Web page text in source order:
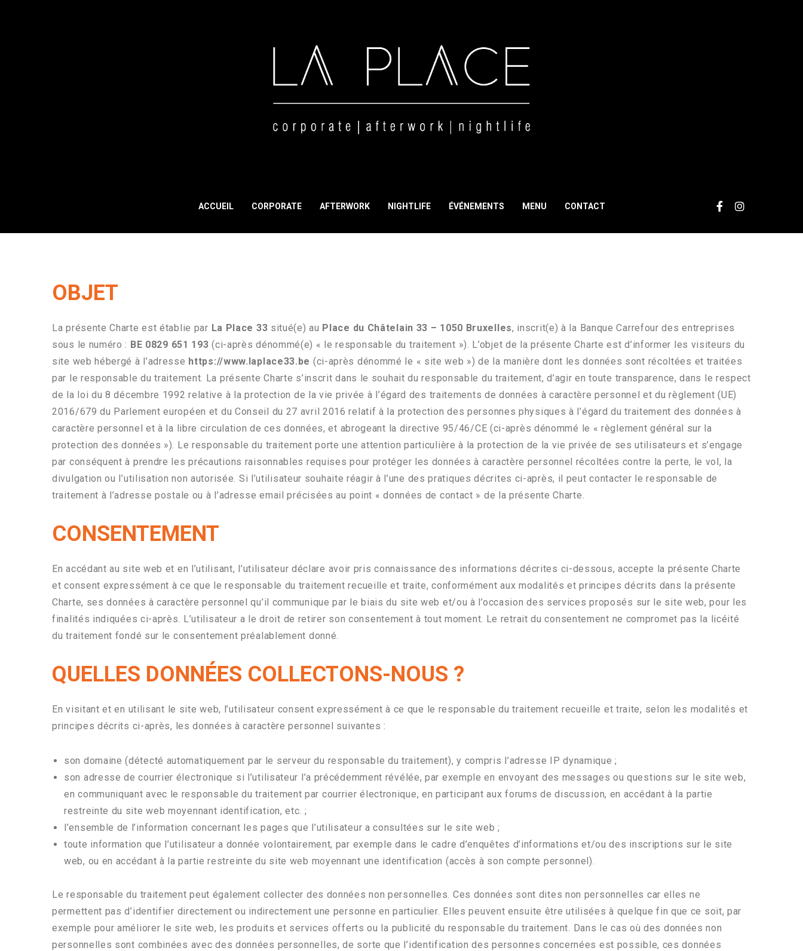
ACCUEIL CORPORATE AFTERWORK NIGHTLIFE ÉVÉNEMENTS MENU CONTACT
OBJET
La présente Charte est établie par La Place 33 situé(e) au Place du Châtelain 33 – 1050 Bruxelles, inscrit(e) à la Banque Carrefour des entreprises
sous le numéro : BE 0829 651 193 (ci-après dénommé(e) « le responsable du traitement »). L’objet de la présente Charte est d’informer les visiteurs du
site web hébergé à l’adresse https://www.laplace33.be (ci-après dénommé le « site web ») de la manière dont les données sont récoltées et traitées
par le responsable du traitement. La présente Charte s’inscrit dans le souhait du responsable du traitement, d’agir en toute transparence, dans le respect
de la loi du 8 décembre 1992 relative à la protection de la vie privée à l’égard des traitements de données à caractère personnel et du règlement (UE)
2016/679 du Parlement européen et du Conseil du 27 avril 2016 relatif à la protection des personnes physiques à l’égard du traitement des données à
caractère personnel et à la libre circulation de ces données, et abrogeant la directive 95/46/CE (ci-après dénommé le « règlement général sur la
protection des données »). Le responsable du traitement porte une attention particulière à la protection de la vie privée de ses utilisateurs et s’engage
par conséquent à prendre les précautions raisonnables requises pour protéger les données à caractère personnel récoltées contre la perte, le vol, la
divulgation ou l’utilisation non autorisée. Si l’utilisateur souhaite réagir à l’une des pratiques décrites ci-après, il peut contacter le responsable de
traitement à l’adresse postale ou à l’adresse email précisées au point « données de contact » de la présente Charte.
CONSENTEMENT
En accédant au site web et en l’utilisant, l’utilisateur déclare avoir pris connaissance des informations décrites ci-dessous, accepte la présente Charte
et consent expressément à ce que le responsable du traitement recueille et traite, conformément aux modalités et principes décrits dans la présente
Charte, ses données à caractère personnel qu’il communique par le biais du site web et/ou à l’occasion des services proposés sur le site web, pour les
finalités indiquées ci-après. L’utilisateur a le droit de retirer son consentement à tout moment. Le retrait du consentement ne compromet pas la licéité
du traitement fondé sur le consentement préalablement donné.
QUELLES DONNÉES COLLECTONS-NOUS ?
En visitant et en utilisant le site web, l’utilisateur consent expressément à ce que le responsable du traitement recueille et traite, selon les modalités et
principes décrits ci-après, les données à caractère personnel suivantes :
son domaine (détecté automatiquement par le serveur du responsable du traitement), y compris l’adresse IP dynamique ;
son adresse de courrier électronique si l’utilisateur l’a précédemment révélée, par exemple en envoyant des messages ou questions sur le site web,
en communiquant avec le responsable du traitement par courrier électronique, en participant aux forums de discussion, en accédant à la partie
restreinte du site web moyennant identification, etc. ;
l’ensemble de l’information concernant les pages que l’utilisateur a consultées sur le site web ;
toute information que l’utilisateur a donnée volontairement, par exemple dans le cadre d’enquêtes d’informations et/ou des inscriptions sur le site
web, ou en accédant à la partie restreinte du site web moyennant une identification (accès à son compte personnel).
Le responsable du traitement peut également collecter des données non personnelles. Ces données sont dites non personnelles car elles ne
permettent pas d’identifier directement ou indirectement une personne en particulier. Elles peuvent ensuite être utilisées à quelque fin que ce soit, par
exemple pour améliorer le site web, les produits et services offerts ou la publicité du responsable du traitement. Dans le cas où des données non
personnelles sont combinées avec des données personnelles, de sorte que l’identification des personnes concernées est possible, ces données